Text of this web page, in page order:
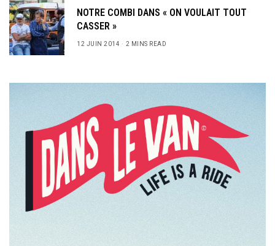
NOTRE COMBI DANS « ON VOULAIT TOUT
CASSER »
12 JUIN 2014 2 MINS READ